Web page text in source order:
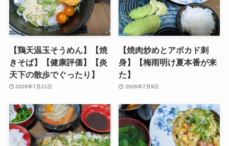
【鶏天温玉そうめん】【焼
きそば】【健康評価】【炎
天下の散歩でぐったり】
2026年7月21日
【焼肉炒めとアボカド刺
身】【梅雨明け夏本番が来
た】
2026年7月9日